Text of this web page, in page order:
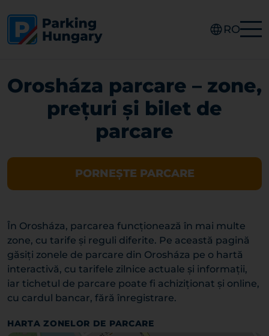
RO
Orosháza parcare – zone,
prețuri și bilet de
parcare
PORNEȘTE PARCARE
În Orosháza, parcarea funcționează în mai multe
zone, cu tarife și reguli diferite. Pe această pagină
găsiți zonele de parcare din Orosháza pe o hartă
interactivă, cu tarifele zilnice actuale și informații,
iar tichetul de parcare poate fi achiziționat și online,
cu cardul bancar, fără înregistrare.
HARTA ZONELOR DE PARCARE